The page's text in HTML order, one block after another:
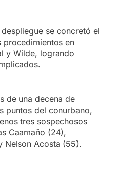
se concretó el
procedimientos en
y Wilde, logrando
de una decena de
puntos del conurbano,
tres sospechosos
Caamaño (24),
Nelson Acosta (55).